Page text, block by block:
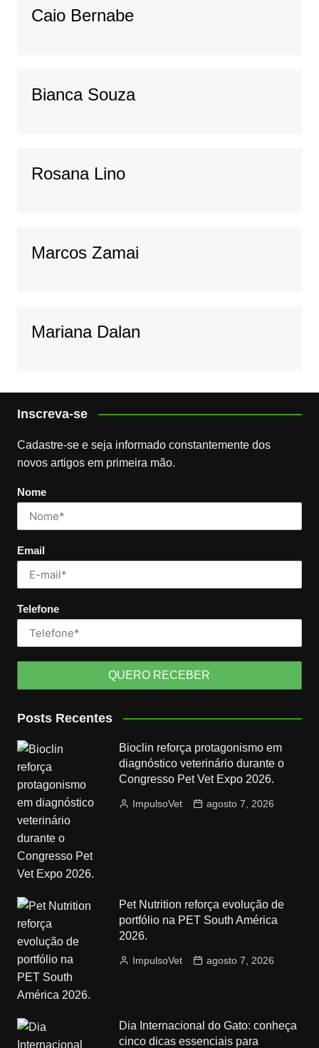
Caio Bernabe
Bianca Souza
Rosana Lino
Marcos Zamai
Mariana Dalan
Inscreva-se
Cadastre-se e seja informado constantemente dos
novos artigos em primeira mão.
Nome
Email
Telefone
Posts Recentes
Bioclin reforça protagonismo em
diagnóstico veterinário durante o
Congresso Pet Vet Expo 2026.
ImpulsoVet agosto 7, 2026
Pet Nutrition reforça evolução de
portfólio na PET South América
2026.
ImpulsoVet agosto 7, 2026
Dia Internacional do Gato: conheça
cinco dicas essenciais para